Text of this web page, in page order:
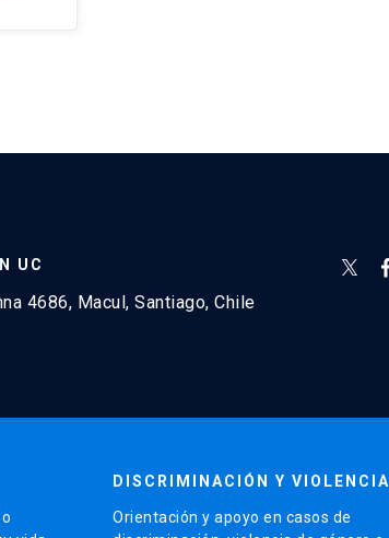
UC
4686, Macul, Santiago, Chile
DISCRIMINACIÓN Y VIOLENCIA
Orientación y apoyo en casos de